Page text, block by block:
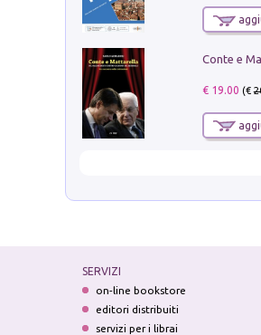
€ 19.00 (€
SERVIZI
on-line bookstore
editori distribuiti
servizi per i librai